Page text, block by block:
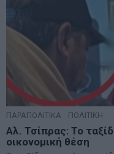
ΠΑΡΑΠΟΛΙΤΙΚΑ ΠΟΛΙΤΙΚΗ
Αλ. Τσίπρας: Το
οικονομική θέση